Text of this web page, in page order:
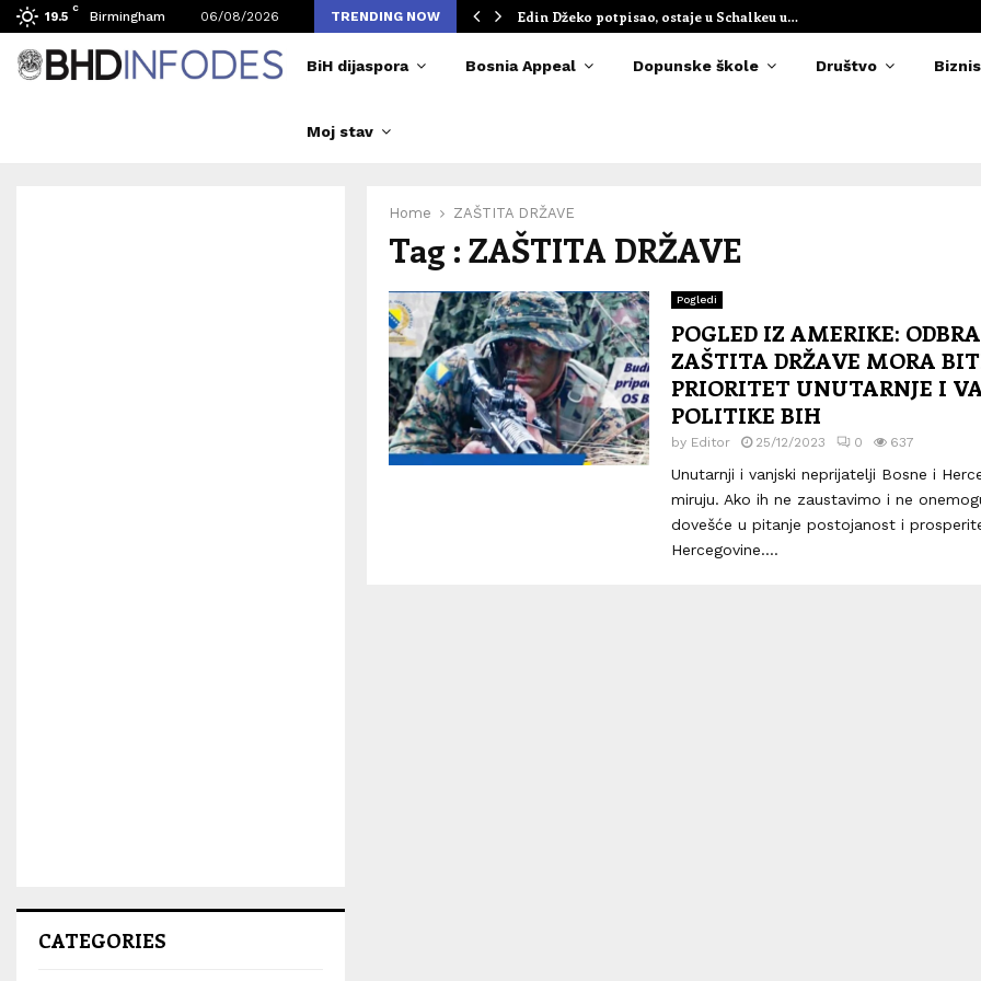
19.5
C
Birmingham 06/08/2026 TRENDING NOW
broj posjetilaca tokom Merlinovih koncerata Edin Džeko potpisao, ostaje u Schalkeu u…
BiH dijaspora Bosnia Appeal Dopunske škole Društvo Biznis
Moj stav
Home ZAŠTITA DRŽAVE
Tag : ZAŠTITA DRŽAVE
Pogledi
POGLED IZ AMERIKE:
ZAŠTITA DRŽAVE MORA
PRIORITET UNUTARNJE I
POLITIKE BIH
by Editor 25/12/2023 0 637
Unutarnji i vanjski neprijatelji Bosne i
miruju. Ako ih ne zaustavimo i ne
dovešće u pitanje postojanost i
Hercegovine....
CATEGORIES